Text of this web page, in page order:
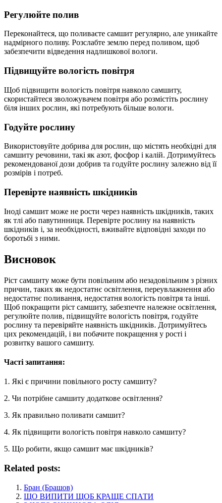
Регулюйте полив
Переконайтеся, що поливаєте самшит регулярно, але уникайте
надмірного поливу. Розслабте землю перед поливом, щоб
забезпечити відведення надлишкової вологи.
Підвищуйте вологість повітря
Щоб підвищити вологість повітря навколо самшиту,
скористайтеся зволожувачем повітря або розмістіть рослину
біля інших рослин, які потребують більше вологи.
Годуйте рослину
Використовуйте добрива для рослин, що містять необхідні для
самшиту речовини, такі як азот, фосфор і калій. Дотримуйтесь
рекомендованої дози добрив та годуйте рослину залежно від її
розмірів і потреб.
Перевірте наявність шкідників
Іноді самшит може не рости через наявність шкідників, таких
як тлі або павутинниця. Перевірте рослину на наявність
шкідників і, за необхідності, вживайте відповідні заходи по
боротьбі з ними.
Висновок
Ріст самшиту може бути повільним або незадовільним з різних
причин, таких як недостатнє освітлення, переувлажнення або
недостатнє поливання, недостатня вологість повітря та інші.
Щоб покращити ріст самшиту, забезпечте належне освітлення,
регулюйте полив, підвищуйте вологість повітря, годуйте
рослину та перевіряйте наявність шкідників. Дотримуйтесь
цих рекомендацій, і ви побачите покращення у рості і
розвитку вашого самшиту.
Часті запитання:
1. Які є причини повільного росту самшиту?
2. Чи потрібне самшиту додаткове освітлення?
3. Як правильно поливати самшит?
4. Як підвищити вологість повітря навколо самшиту?
5. Що робити, якщо самшит має шкідників?
Related posts:
Бран (Брашов)
ЩО ВИПИТИ ЩОБ КРАЩЕ СПАТИ